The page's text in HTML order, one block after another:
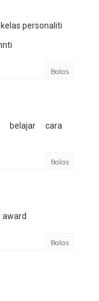
personaliti
Balas
belajar cara
Balas
award
Balas